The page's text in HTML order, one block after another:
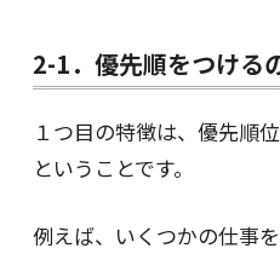
2-1．優先順をつける
１つ目の特徴は、優先順
ということです。
例えば、いくつかの仕事